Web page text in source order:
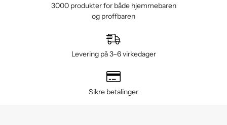
3000 produkter for både hjemmebaren
og proffbaren
Levering på 3–6 virkedager
Sikre betalinger